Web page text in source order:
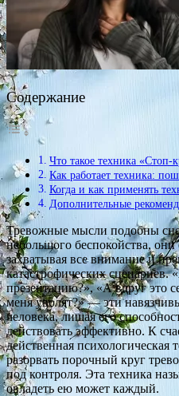
Содержание
Что такое техника «Стоп-
Как работает техника:
Когда и как применять
Дополнительные
Тревожные мысли подобны
небольшого беспокойства, они
захватывая все внимание и
катастрофических сценариев.
презентацию?», «А вдруг это
меня уволят?» — эти
человека, лишая его
действовать эффективно. К
действенная психологическая
разорвать порочный круг
под контроля. Эта техника
овладеть ею может каждый.